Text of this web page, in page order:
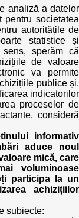
din
instituțiilor
analiză a datelor
societatea
autoritățile de
statistice și
sperăm că
de valoare
va permite
publice și,
indicatorilor
proceselor de
consideră
informativ
aduce noul
mică, care
voluminoase
participa la un
achizițiilor
subiecte: